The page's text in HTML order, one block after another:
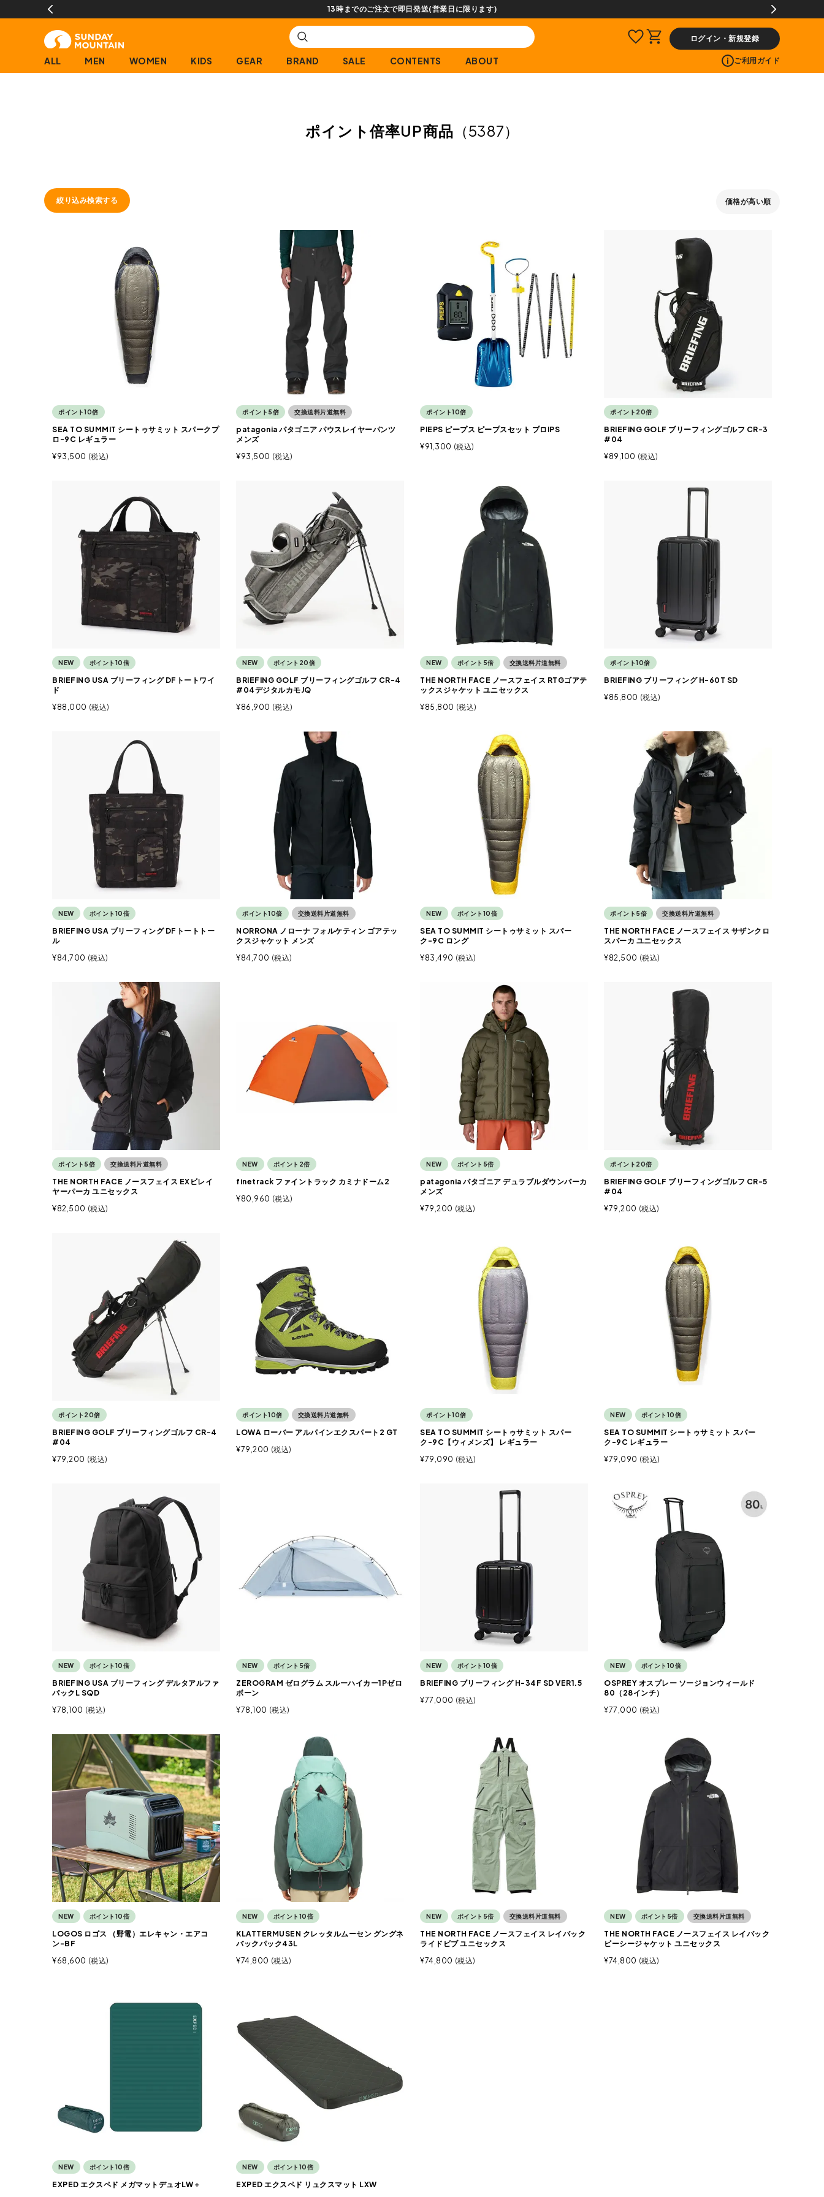
【会員限定】交換送料片道無料サービス
ログイン・新規登録
ALL MEN WOMEN KIDS GEAR BRAND SALE CONTENTS ABOUT ご利用ガイド
ポイント倍率UP商品 （5387）
絞り込み検索する 価格が高い順
ポイント10倍
SEA TO SUMMIT シートゥサミット スパークプ
ロ-9C レギュラー
¥93,500 税込
ポイント5倍 交換送料片道無料
patagonia パタゴニア パウスレイヤーパンツ
メンズ
¥93,500 税込
ポイント10倍
PIEPS ピープス ピープスセット プロIPS
¥91,300 税込
ポイント20倍
BRIEFING GOLF ブリーフィングゴルフ CR-3
#04
¥89,100 税込
NEW ポイント10倍
BRIEFING USA ブリーフィング DFトートワイ
ド
¥88,000 税込
NEW ポイント20倍
BRIEFING GOLF ブリーフィングゴルフ CR-4
#04デジタルカモJQ
¥86,900 税込
NEW ポイント5倍 交換送料片道無料
THE NORTH FACE ノースフェイス RTGゴアテ
ックスジャケット ユニセックス
¥85,800 税込
ポイント10倍
BRIEFING ブリーフィング H-60T SD
¥85,800 税込
NEW ポイント10倍
BRIEFING USA ブリーフィング DFトートトー
ル
¥84,700 税込
ポイント10倍 交換送料片道無料
NORRONA ノローナ フォルケティン ゴアテッ
クスジャケット メンズ
¥84,700 税込
NEW ポイント10倍
SEA TO SUMMIT シートゥサミット スパー
ク-9C ロング
¥83,490 税込
ポイント5倍 交換送料片道無料
THE NORTH FACE ノースフェイス サザンクロ
スパーカ ユニセックス
¥82,500 税込
ポイント5倍 交換送料片道無料
THE NORTH FACE ノースフェイス EXビレイ
ヤーパーカ ユニセックス
¥82,500 税込
NEW ポイント2倍
finetrack ファイントラック カミナドーム2
¥80,960 税込
NEW ポイント5倍
patagonia パタゴニア デュラブルダウンパーカ
メンズ
¥79,200 税込
ポイント20倍
BRIEFING GOLF ブリーフィングゴルフ CR-5
#04
¥79,200 税込
ポイント20倍
BRIEFING GOLF ブリーフィングゴルフ CR-4
#04
¥79,200 税込
ポイント10倍 交換送料片道無料
LOWA ローバー アルパインエクスパート2 GT
¥79,200 税込
ポイント10倍
SEA TO SUMMIT シートゥサミット スパー
ク-9C【ウィメンズ】 レギュラー
¥79,090 税込
NEW ポイント10倍
SEA TO SUMMIT シートゥサミット スパー
ク-9C レギュラー
¥79,090 税込
NEW ポイント10倍
BRIEFING USA ブリーフィング デルタアルファ
パックL SQD
¥78,100 税込
NEW ポイント5倍
ZEROGRAM ゼログラム スルーハイカー1Pゼロ
ボーン
¥78,100 税込
NEW ポイント10倍
BRIEFING ブリーフィング H-34F SD VER1.5
¥77,000 税込
NEW ポイント10倍
OSPREY オスプレー ソージョンウィールド
80（28インチ）
¥77,000 税込
NEW ポイント10倍
LOGOS ロゴス （野電）エレキャン・エアコ
ン-BF
¥68,600 税込
NEW ポイント10倍
KLATTERMUSEN クレッタルムーセン グングネ
バックパック43L
¥74,800 税込
NEW ポイント5倍 交換送料片道無料
THE NORTH FACE ノースフェイス レイバック
ライドビブ ユニセックス
¥74,800 税込
NEW ポイント5倍 交換送料片道無料
THE NORTH FACE ノースフェイス レイバック
ビーシージャケット ユニセックス
¥74,800 税込
NEW ポイント10倍
EXPED エクスペド メガマットデュオLW＋
NEW ポイント10倍
EXPED エクスペド リュクスマット LXW